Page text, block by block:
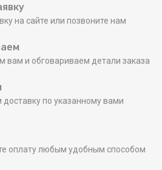
на сайте или позвоните нам
вам и обговариваем детали заказа
по указанному вами
оплату любым удобным способом